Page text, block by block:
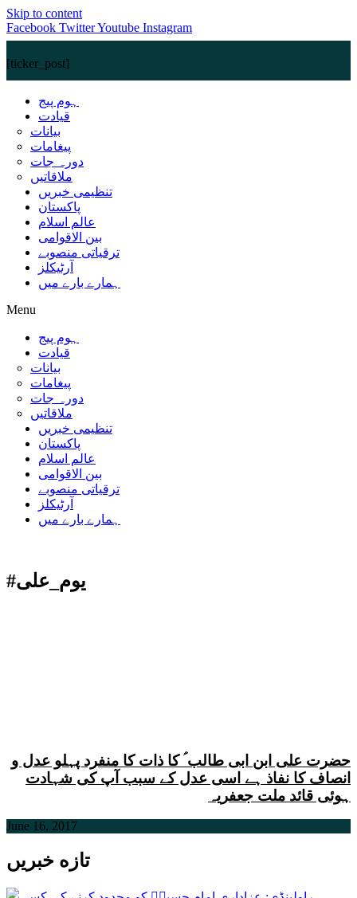
Skip to content
Facebook TwitterYoutube Instagram
[ticker_post]
ہوم پیج
قیادت
بیانات
پیغامات
دورہ جات
ملاقاتیں
تنظیمی خبریں
پاکستان
عالم اسلام
بین الاقوامی
ترقیاتی منصوبے
آرٹیکلز
ہمارے بارے میں
Menu
ہوم پیج
قیادت
بیانات
پیغامات
دورہ جات
ملاقاتیں
تنظیمی خبریں
پاکستان
عالم اسلام
بین الاقوامی
ترقیاتی منصوبے
آرٹیکلز
ہمارے بارے میں
#یوم_علی
حضرت علی ابن ابی طالب ؑ کا ذات کا منفرد پہلو عدل و
انصاف کا نفاذ ہے اسی عدل کے سبب آپ کی شہادت
ہوئی قائد ملت جعفریہ
June 16, 2017
تازه خبریں